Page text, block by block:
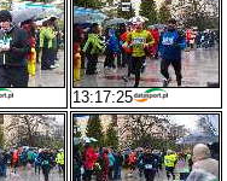
13:17:25